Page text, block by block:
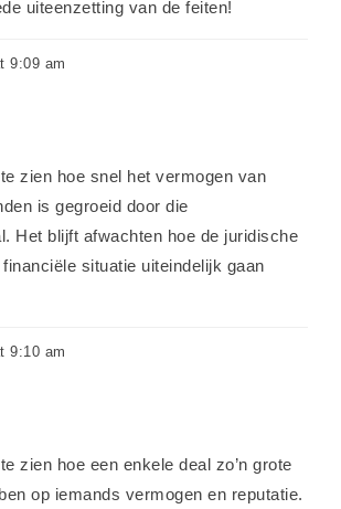
uiteenzetting van de feiten!
9:09 am
zien hoe snel het vermogen van
is gegroeid door die
Het blijft afwachten hoe de juridische
situatie uiteindelijk gaan
9:10 am
zien hoe een enkele deal zo’n grote
op iemands vermogen en reputatie.